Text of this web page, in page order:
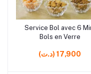
Ajouter au panier
Service Bol avec 6 Mini
Bols en Verre
(د.ت) 17,900